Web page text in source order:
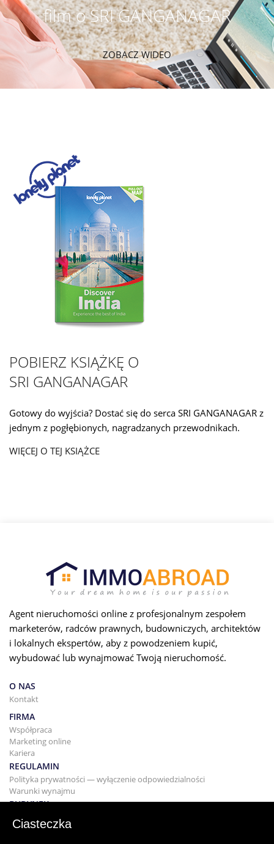
film o SRI GANGANAGAR
ZOBACZ WIDEO
POBIERZ KSIĄŻKĘ O
SRI GANGANAGAR
Gotowy do wyjścia? Dostać się do serca SRI GANGANAGAR z
jednym z pogłębionych, nagradzanych przewodnikach.
WIĘCEJ O TEJ KSIĄŻCE
Agent nieruchomości online z profesjonalnym zespołem
marketerów, radców prawnych, budowniczych, architektów
i lokalnych ekspertów, aby z powodzeniem kupić,
wybudować lub wynajmować Twoją nieruchomość.
O NAS
Kontakt
FIRMA
Współpraca
Marketing online
Kariera
REGULAMIN
Polityka prywatności — wyłączenie odpowiedzialności
Warunki wynajmu
BUDYNEK
Projektowanie
Ciasteczka